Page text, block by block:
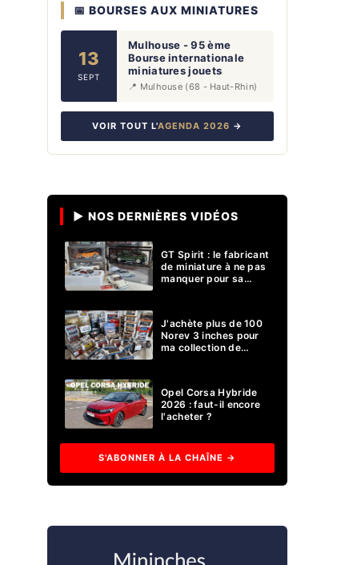
📅 BOURSES AUX MINIATURES
13
SEPT
Mulhouse - 95 ème
Bourse internationale
miniatures jouets
📍 Mulhouse (68 - Haut-Rhin)
VOIR TOUT L'AGENDA 2026 →
▶ NOS DERNIÈRES VIDÉOS
GT Spirit : le fabricant
de miniature à ne pas
manquer pour sa
J'achète plus de 100
Norev 3 inches pour
ma collection de
Opel Corsa Hybride
2026 : faut-il encore
l'acheter ?
S'ABONNER À LA CHAÎNE →